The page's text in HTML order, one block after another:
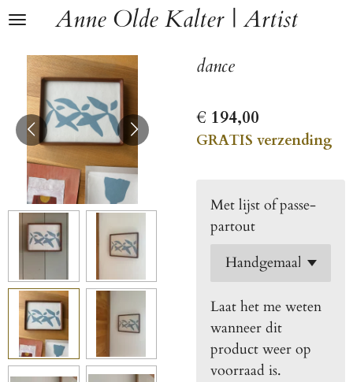
Ga
naar
hoofdinhoud
Anne Olde Kalter | Artist
dance
€ 194,00
GRATIS verzending
Met lijst of passe-
partout
Laat het me weten
wanneer dit
product weer op
voorraad is.